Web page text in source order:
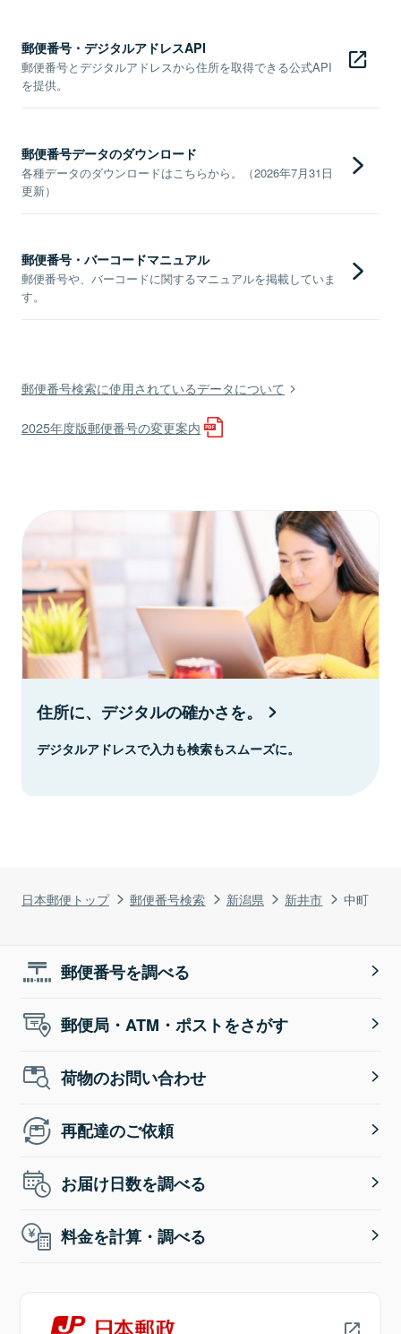
日本郵便トップ 郵便番号検索 新潟県 新井市 中町
郵便番号・デジタルアドレスAPI
郵便番号とデジタルアドレスから住所を取得できる公式API
を提供。
郵便番号データのダウンロード
各種データのダウンロードはこちらから。（2026年7月31日
更新）
郵便番号・バーコードマニュアル
郵便番号や、バーコードに関するマニュアルを掲載していま
す。
郵便番号検索に使用されているデータについて
2025年度版郵便番号の変更案内
住所に、デジタルの確かさを。
デジタルアドレスで入力も検索もスムーズに。
郵便番号を調べる
郵便局・ATM・ポストをさがす
荷物のお問い合わせ
再配達のご依頼
お届け日数を調べる
料金を計算・調べる